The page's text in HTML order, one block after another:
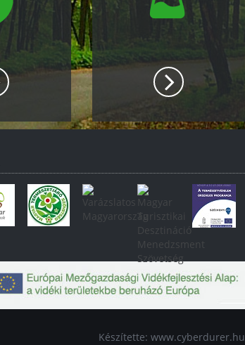
Készítette: www.cyberdurer.hu